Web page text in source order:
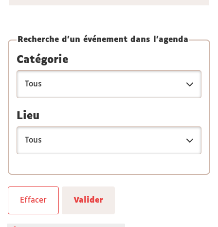
Recherche d'un événement dans l'agenda
Catégorie
Lieu